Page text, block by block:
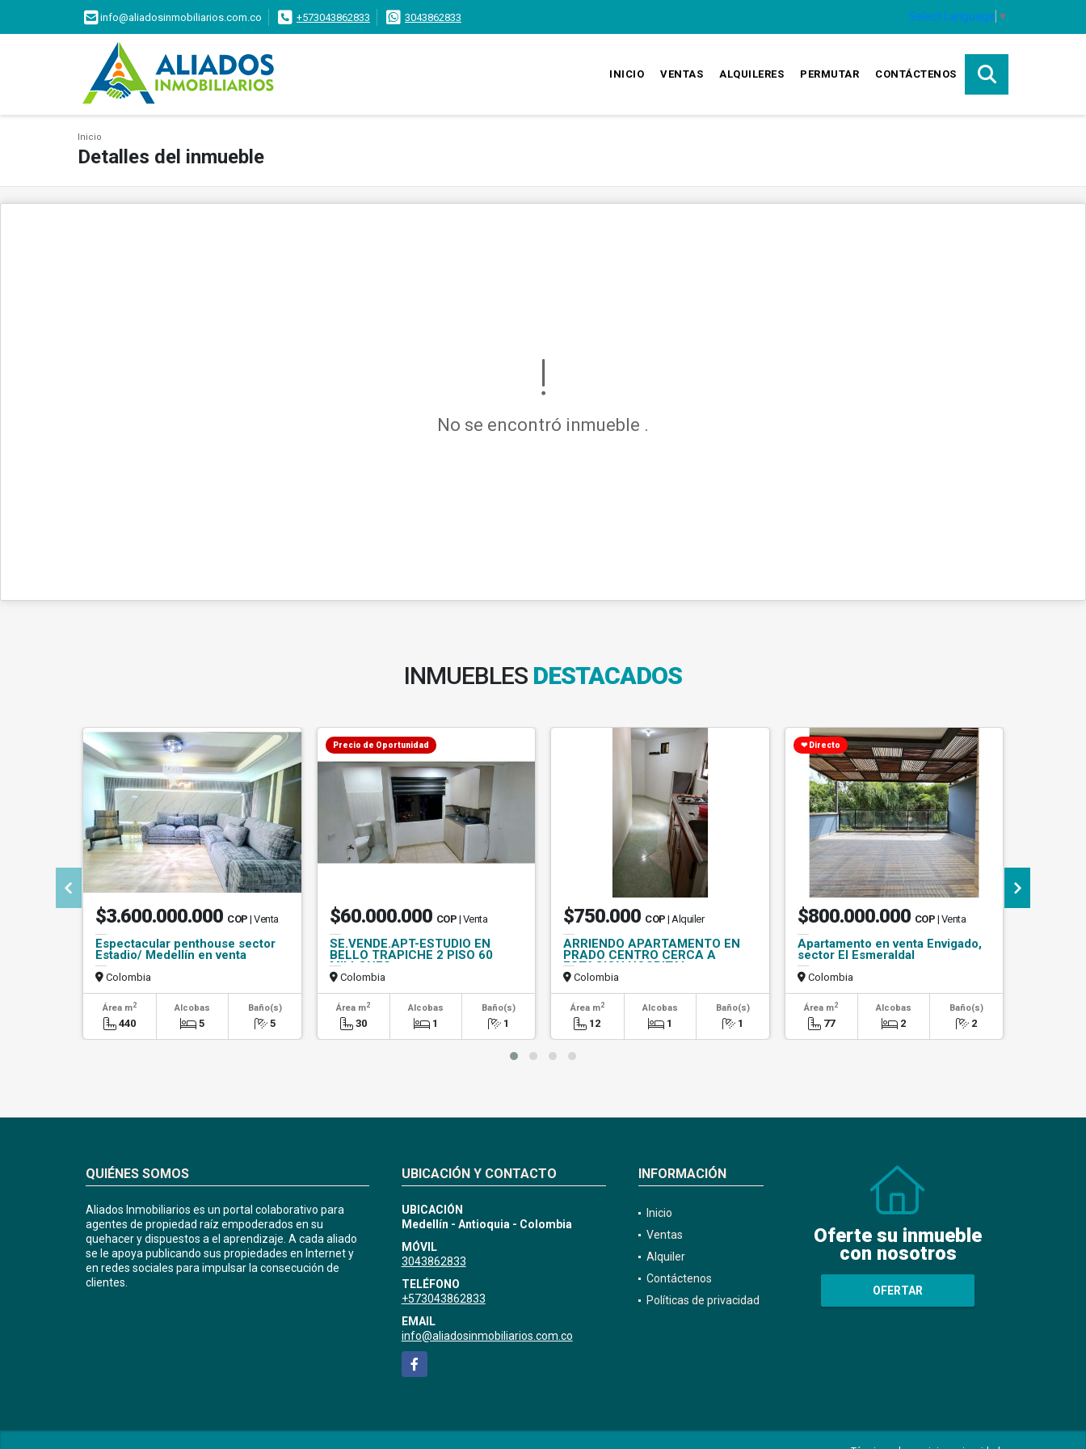
info@aliadosinmobiliarios.com.co +573043862833 3043862833 Select Language ▼
INICIO VENTAS ALQUILERES PERMUTAR CONTÁCTENOS
Inicio
Detalles del inmueble
No se encontró inmueble .
INMUEBLES DESTACADOS
$3.600.000.000 COP | Venta
Espectacular penthouse sector
Estadio/ Medellín en venta
Colombia
Área m2
440
Alcobas
5
Baño(s)
5
Precio de Oportunidad
$60.000.000 COP | Venta
SE.VENDE.APT-ESTUDIO EN
BELLO TRAPICHE 2 PISO 60
MILLONES
Colombia
Área m2
30
Alcobas
1
Baño(s)
1
$750.000 COP | Alquiler
ARRIENDO APARTAMENTO EN
PRADO CENTRO CERCA A
ESTACION HOSPITAL
Colombia
Área m2
12
Alcobas
1
Baño(s)
1
❤ Directo
$800.000.000 COP | Venta
Apartamento en venta Envigado,
sector El Esmeraldal
Colombia
Área m2
77
Alcobas
2
Baño(s)
2
QUIÉNES SOMOS
Aliados Inmobiliarios es un portal colaborativo para
agentes de propiedad raíz empoderados en su
quehacer y dispuestos a el aprendizaje. A cada aliado
se le apoya publicando sus propiedades en Internet y
en redes sociales para impulsar la consecución de
clientes.
UBICACIÓN Y CONTACTO
UBICACIÓN
Medellín - Antioquia - Colombia
MÓVIL
3043862833
TELÉFONO
+573043862833
EMAIL
info@aliadosinmobiliarios.com.co
Facebook
INFORMACIÓN
Inicio
Ventas
Alquiler
Contáctenos
Políticas de privacidad
Oferte su inmueble
con nosotros
OFERTAR